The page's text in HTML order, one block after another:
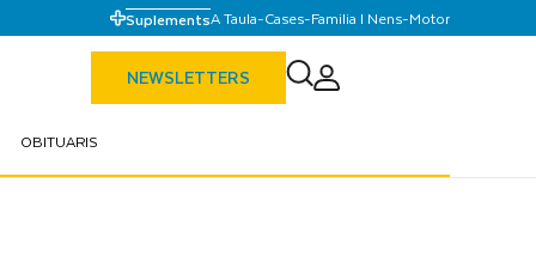
SuplementsA Taula-Cases-Familia I Nens-Motor
NEWSLETTERS
OBITUARIS